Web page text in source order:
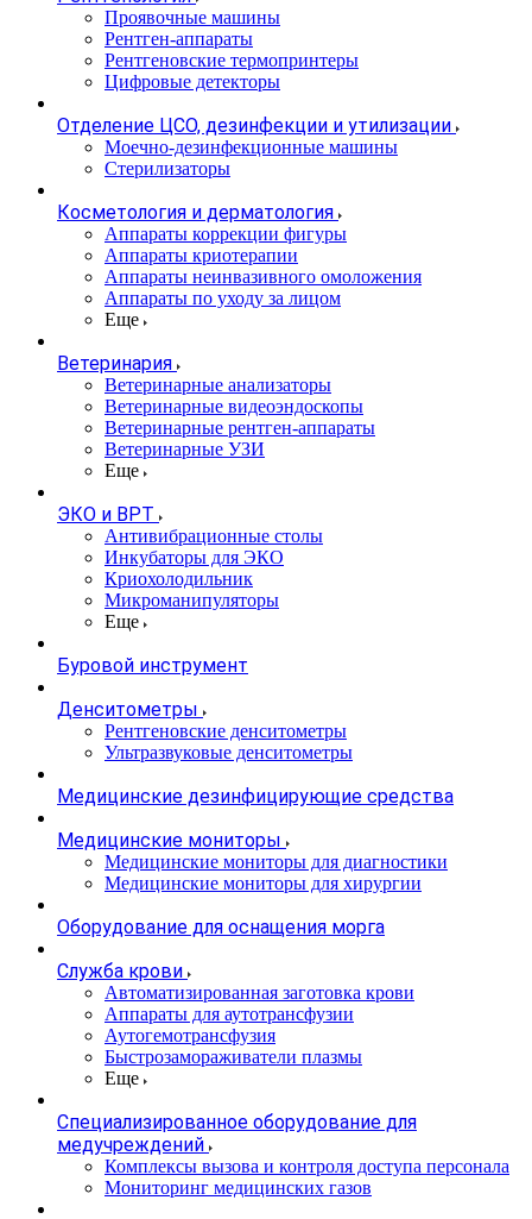
Проявочные машины
Рентген-аппараты
Рентгеновские термопринтеры
Цифровые детекторы
Отделение ЦСО, дезинфекции и утилизации
Моечно-дезинфекционные машины
Стерилизаторы
Косметология и дерматология
Аппараты коррекции фигуры
Аппараты криотерапии
Аппараты неинвазивного омоложения
Аппараты по уходу за лицом
Еще
Ветеринария
Ветеринарные анализаторы
Ветеринарные видеоэндоскопы
Ветеринарные рентген-аппараты
Ветеринарные УЗИ
Еще
ЭКО и ВРТ
Антивибрационные столы
Инкубаторы для ЭКО
Криохолодильник
Микроманипуляторы
Еще
Буровой инструмент
Денситометры
Рентгеновские денситометры
Ультразвуковые денситометры
Медицинские дезинфицирующие средства
Медицинские мониторы
Медицинские мониторы для диагностики
Медицинские мониторы для хирургии
Оборудование для оснащения морга
Служба крови
Автоматизированная заготовка крови
Аппараты для аутотрансфузии
Аутогемотрансфузия
Быстрозамораживатели плазмы
Еще
Специализированное оборудование для
медучреждений
Комплексы вызова и контроля доступа персонала
Мониторинг медицинских газов